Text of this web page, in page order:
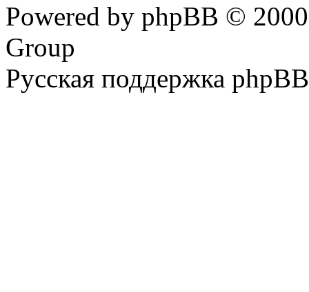
Powered by phpBB ©
Group
Русская поддержка phpBB